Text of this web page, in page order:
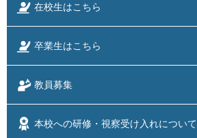
在校生はこちら
卒業生はこちら
教員募集
本校への研修・視察受け入れについて